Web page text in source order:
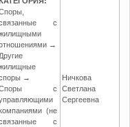
с
→
Другие
→
с
(не
с
Ничкова
Светлана
Сергеевна